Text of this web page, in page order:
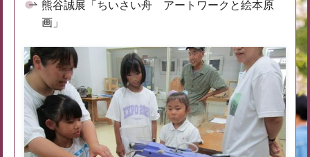
熊谷誠展「ちいさい舟 アートワークと絵本原
画」